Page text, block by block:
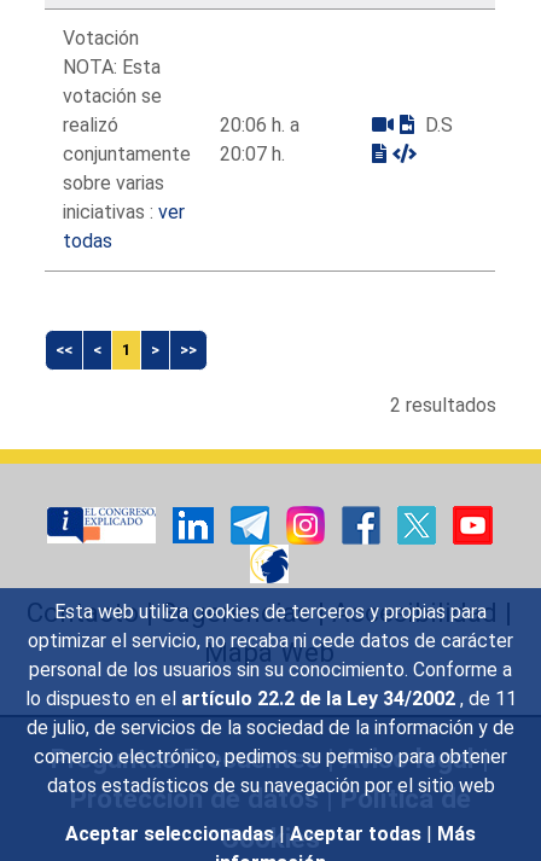
Esta web utiliza cookies de terceros y propias para
optimizar el servicio, no recaba ni cede datos de carácter
personal de los usuarios sin su conocimiento. Conforme a
lo dispuesto en el artículo 22.2 de la Ley 34/2002 , de 11
de julio, de servicios de la sociedad de la información y de
comercio electrónico, pedimos su permiso para obtener
datos estadísticos de su navegación por el sitio web
Aceptar seleccionadas | Aceptar todas | Más
Votación
NOTA: Esta
votación se
realizó
conjuntamente
sobre varias
iniciativas :ver
todas
20:06 h. a
20:07 h.
D.S
<< < 1 > >>
2 resultados
Contacto|Sugerencias|Accesibilidad |
Mapa Web
Preguntas Frecuentes|Aviso legal|
Protección de datos|Política de
Cookies